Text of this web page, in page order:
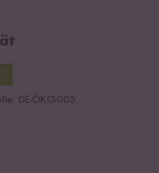
DE-ÖKO-005